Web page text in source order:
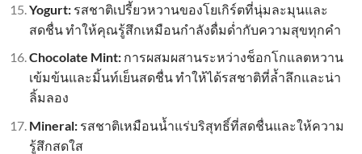
Yogurt:รสชาติเปรี้ยวหวานของโยเกิร์ตที่นุ่มละมุนและ
สดชื่น ทำให้คุณรู้สึกเหมือนกำลังดื่มด่ำกับความสุขทุกคำ
Chocolate Mint:การผสมผสานระหว่างช็อกโกแลตหวาน
เข้มข้นและมิ้นท์เย็นสดชื่น ทำให้ได้รสชาติที่ล้ำลึกและน่า
ลิ้มลอง
Mineral:รสชาติเหมือนน้ำแร่บริสุทธิ์ที่สดชื่นและให้ความ
รู้สึกสดใส